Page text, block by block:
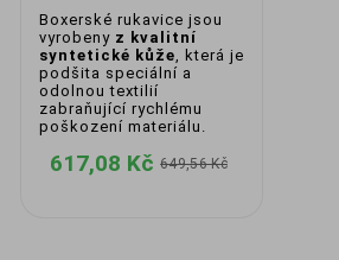
Boxerské rukavice jsou
vyrobeny z kvalitní
syntetické kůže, která je
podšita speciální a
odolnou textilií
zabraňující rychlému
poškození materiálu.
617,08 Kč 649,56 Kč